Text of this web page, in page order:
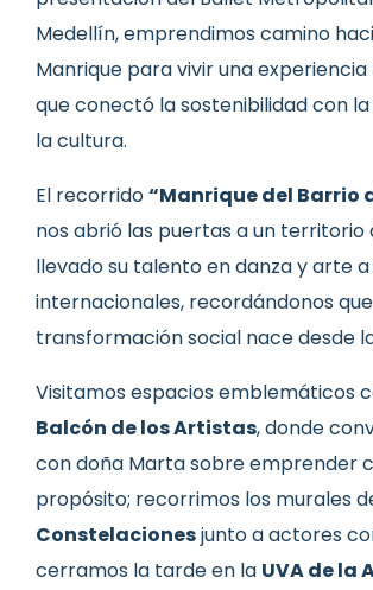
Medellín, emprendimos camino
Manrique para vivir una
que conectó la sostenibilidad con
la cultura.
El recorrido“Manrique del Barrio
nos abrió las puertas a un territorio
llevado su talento en danza y arte
internacionales, recordándonos
transformación social nace desde
Visitamos espacios emblemáticos
Balcón de los Artistas, donde
con doña Marta sobre emprender
propósito; recorrimos los murales
Constelacionesjunto a actores
cerramos la tarde en la UVA de la